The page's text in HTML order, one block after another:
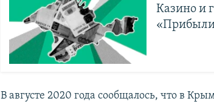
Казино и
«Прибыли
В августе 2020 года сообщалось, что в